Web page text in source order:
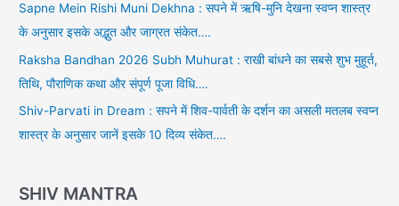
Sapne Mein Rishi Muni Dekhna : सपने में ऋषि-मुनि देखना स्वप्न शास्त्र
के अनुसार इसके अद्भुत और जाग्रत संकेत….
Raksha Bandhan 2026 Subh Muhurat : राखी बांधने का सबसे शुभ मुहूर्त,
तिथि, पौराणिक कथा और संपूर्ण पूजा विधि….
Shiv-Parvati in Dream : सपने में शिव-पार्वती के दर्शन का असली मतलब स्वप्न
शास्त्र के अनुसार जानें इसके 10 दिव्य संकेत….
SHIV MANTRA